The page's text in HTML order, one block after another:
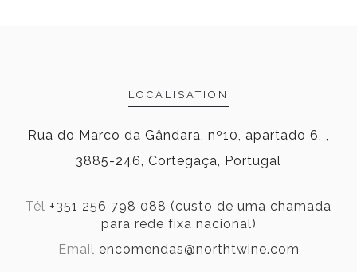
LOCALISATION
Rua do Marco da Gândara, nº10, apartado 6, ,
3885-246, Cortegaça, Portugal
Tél +351 256 798 088 (custo de uma chamada
para rede fixa nacional)
Email encomendas@northtwine.com